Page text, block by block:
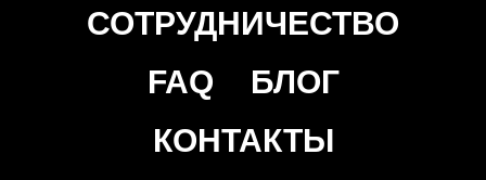
СОТРУДНИЧЕСТВО
FAQ
БЛОГ
КОНТАКТЫ